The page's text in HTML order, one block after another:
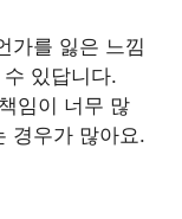
가를 잃은 느낌
있답니다.
임이 너무 많
경우가 많아요.